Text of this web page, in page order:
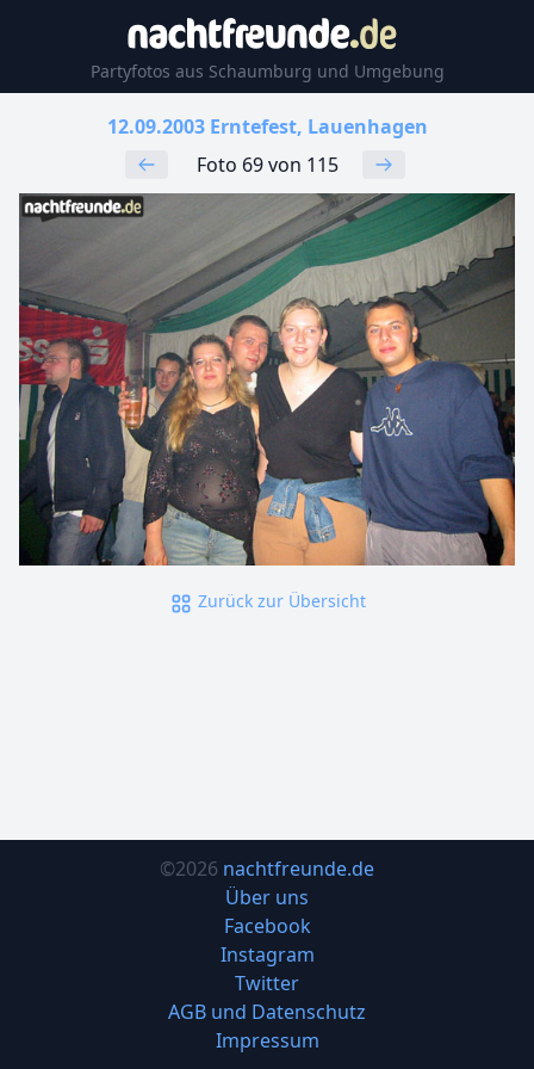
Partyfotos aus Schaumburg und Umgebung
12.09.2003 Erntefest, Lauenhagen
Foto 69 von 115
Zurück zur Übersicht
©2026 nachtfreunde.de
Über uns
Facebook
Instagram
Twitter
AGB und Datenschutz
Impressum